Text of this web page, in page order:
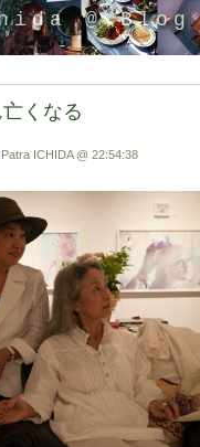
@ Blog
隠居ブログ
くなる
ICHIDA @ 22:54:38